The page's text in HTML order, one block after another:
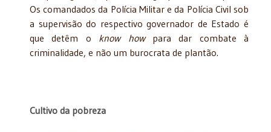
Os comandados da Polícia Militar e da Polícia Civil sob
a supervisão do respectivo governador de Estado é
que detêm o know howpara dar combate à
criminalidade, e não um burocrata de plantão.
Cultivo da pobreza